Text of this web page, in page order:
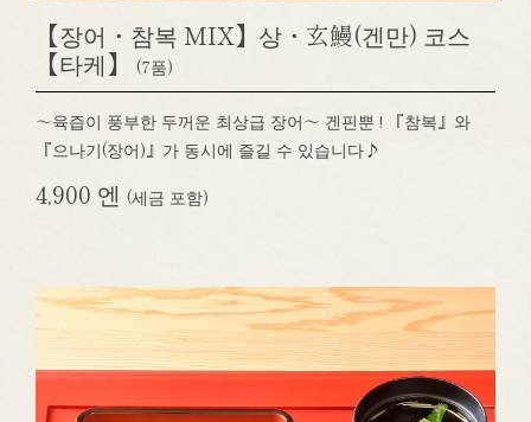
【장어・참복 MIX】상・玄鰻(겐만) 코스
【타케】
(7품)
～육즙이 풍부한 두꺼운 최상급 장어～ 겐핀뿐 ! 『참복』와
『으나기(장어)』가 동시에 즐길 수 있습니다♪
4,900 엔 (세금 포함)